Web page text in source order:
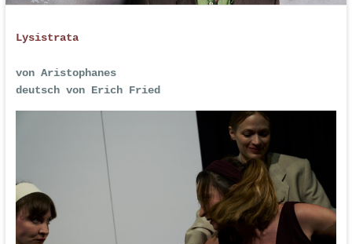
Lysistrata
von Aristophanes
deutsch von Erich Fried